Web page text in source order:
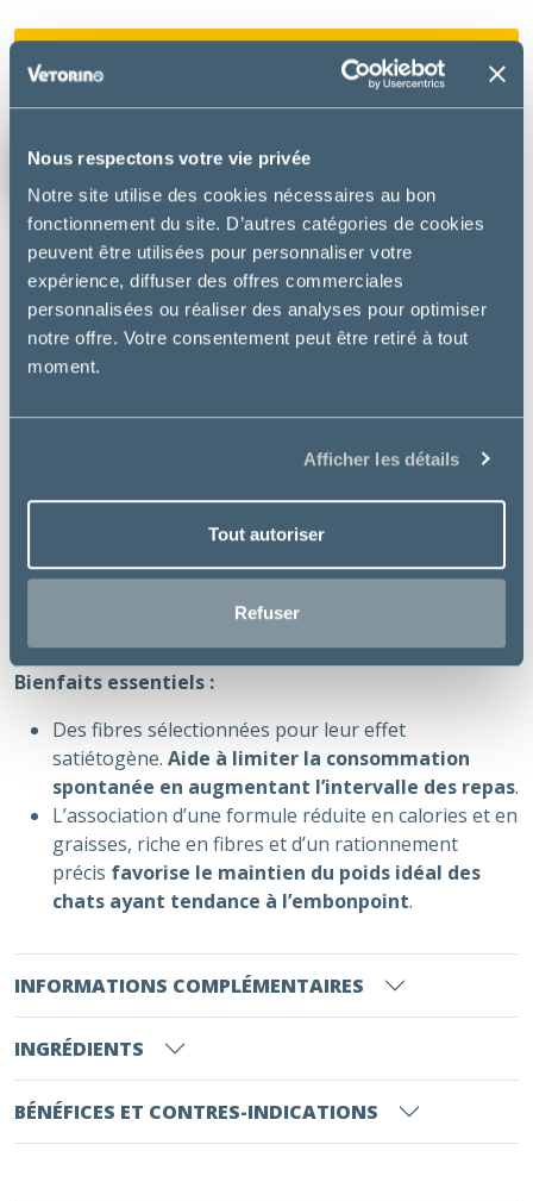
Nous respectons votre vie privée
Notre site utilise des cookies nécessaires au bon
fonctionnement du site. D’autres catégories de cookies
peuvent être utilisées pour personnaliser votre
expérience, diffuser des offres commerciales
personnalisées ou réaliser des analyses pour optimiser
notre offre. Votre consentement peut être retiré à tout
moment.
Afficher les détails
Tout autoriser
Refuser
Ajouter au panier
Livraison gratuite à la Clinique
vétérinaire Neovet
DESCRIPTION
Alimentation diététique et complète pour chats
possédants plusieurs chats de proposer un aliment
Chat stérilisé jusqu’à 7 ans
Chat ayant tendance à l’embonpoint
Bienfaits essentiels :
Des fibres sélectionnées pour leur effet
satiétogène. Aide à limiter la consommation
spontanée en augmentant l’intervalle des repas.
L’association d’une formule réduite en calories et en
graisses, riche en fibres et d’un rationnement
précis favorise le maintien du poids idéal des
chats ayant tendance à l’embonpoint.
INFORMATIONS COMPLÉMENTAIRES
INGRÉDIENTS
BÉNÉFICES ET CONTRES-INDICATIONS